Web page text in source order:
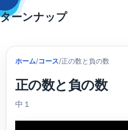
Skip
to
ターンナップ
ホーム/コース/正の数と負の数
正の数と負の数
中１